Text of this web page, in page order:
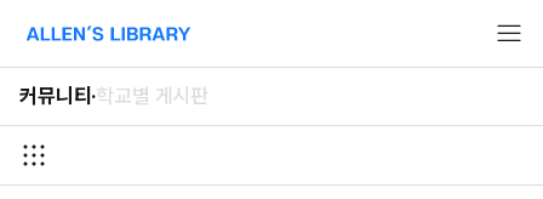
알렌의 서재 홈페이지로 이동
커뮤니티 ·학교별 게시판